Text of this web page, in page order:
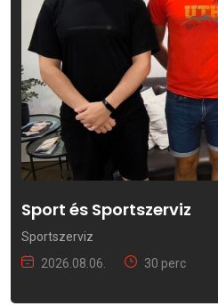
Sport és Sportszerviz
Sportszerviz
2026.08.06.
30 perc